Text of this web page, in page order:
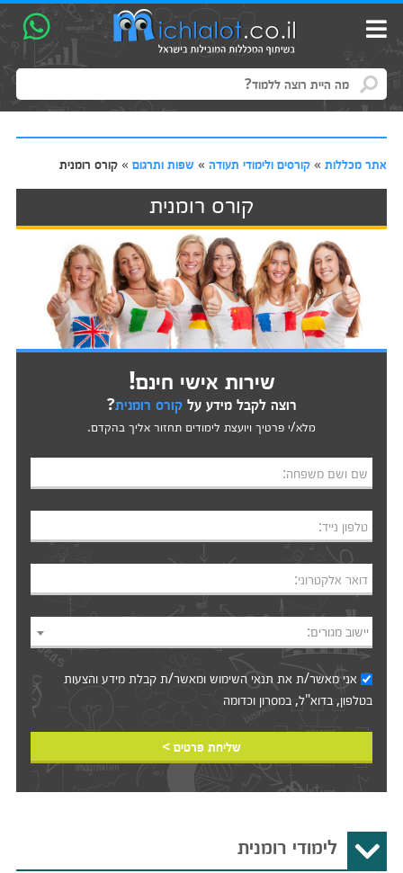
אתר מכללות» קורסים ולימודי תעודה» שפות ותרגום» קורס רומנית
קורס רומנית
שירות אישי חינם!
רוצה לקבל מידע עלקורס רומנית?
מלא/י פרטיך ויועצת לימודים תחזור אליך בהקדם.
שם ושם משפחה:
טלפון נייד:
דואר אלקטרוני:
יישוב מגורים:
אני מאשר/ת אתתנאי השימושומאשר/ת קבלת מידע והצעות
בטלפון, בדוא"ל, במסרון וכדומה‎‎
שליחת פרטים >
לימודי רומנית